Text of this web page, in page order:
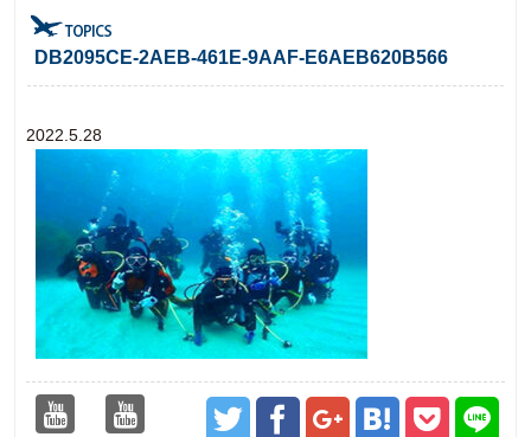
DB2095CE-2AEB-461E-9AAF-E6AEB620B566
2022.5.28